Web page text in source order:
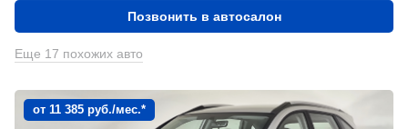
Позвонить в автосалон
Еще 17 похожих авто
от 11 385 руб./мес.*